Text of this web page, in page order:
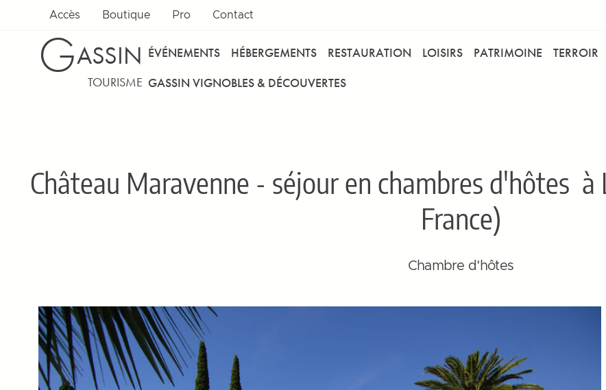
Accès Boutique Pro Contact
GASSIN
TOURISME
ÉVÉNEMENTS HÉBERGEMENTS RESTAURATION LOISIRS PATRIMOINE TERROIR
GASSIN VIGNOBLES & DÉCOUVERTES
Château Maravenne - séjour en chambres d'hôtes à
France)
Chambre d'hôtes